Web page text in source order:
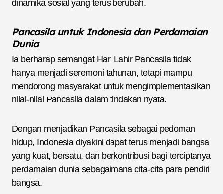
dinamika sosial yang terus berubah.
Pancasila untuk Indonesia dan Perdamaian
Dunia
Ia berharap semangat Hari Lahir Pancasila tidak
hanya menjadi seremoni tahunan, tetapi mampu
mendorong masyarakat untuk mengimplementasikan
nilai-nilai Pancasila dalam tindakan nyata.
Dengan menjadikan Pancasila sebagai pedoman
hidup, Indonesia diyakini dapat terus menjadi bangsa
yang kuat, bersatu, dan berkontribusi bagi terciptanya
perdamaian dunia sebagaimana cita-cita para pendiri
bangsa.